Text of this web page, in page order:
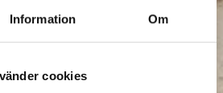
Information Om
cookies
AKTIVITETER
Aktiviteter